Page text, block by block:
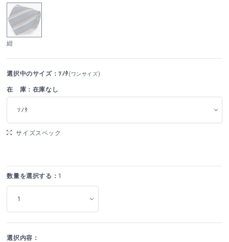
紺
選択中のサイズ：ｿﾉﾀ(ワンサイズ)
在 庫：在庫なし
ｿﾉﾀ
サイズスペック
数量を選択する： 1
選択内容：